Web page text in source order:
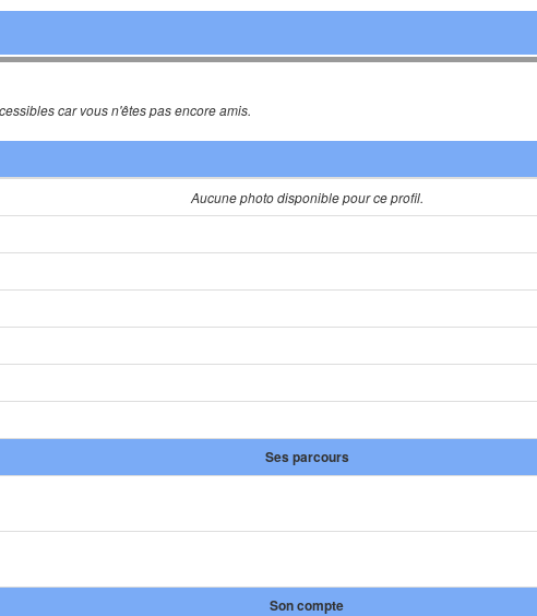
car vous n'êtes pas encore amis.
Aucune photo disponible pour ce profil.
Ses parcours
Son compte